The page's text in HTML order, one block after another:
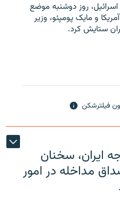
اسرائیل، روز دوشنبه موضع
و مایک پومپئو، وزیر
ستایش کرد.
فیلترشکن
ایران، سخنان
مداخله در امور